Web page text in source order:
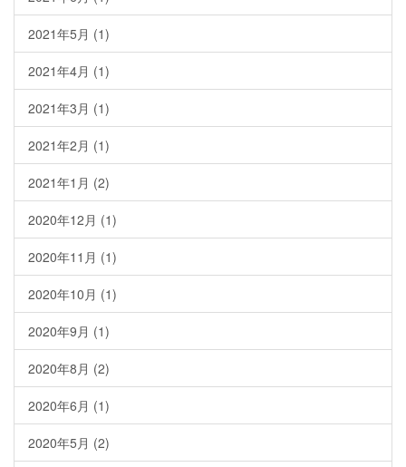
2021年5月 (1)
2021年4月 (1)
2021年3月 (1)
2021年2月 (1)
2021年1月 (2)
2020年12月 (1)
2020年11月 (1)
2020年10月 (1)
2020年9月 (1)
2020年8月 (2)
2020年6月 (1)
2020年5月 (2)